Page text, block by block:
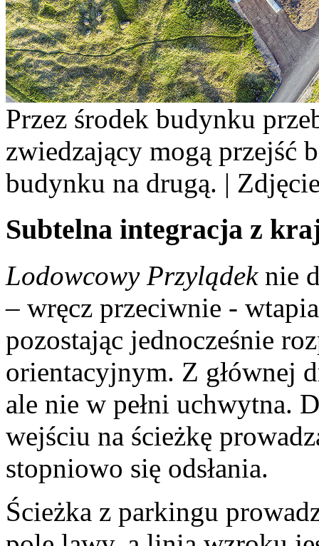
Przez środek budynku
zwiedzający mogą przejść
budynku na drugą. |
Subtelna integracja z
Lodowcowy Przylądeknie
– wręcz przeciwnie -
pozostając jednocześnie
orientacyjnym. Z głównej
ale nie w pełni uchwytna.
wejściu na ścieżkę
stopniowo się odsłania.
Ścieżka z parkingu